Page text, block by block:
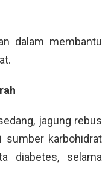
dalam membantu
jagung rebus
sumber karbohidrat
diabetes, selama